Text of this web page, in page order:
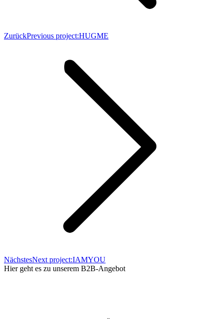
ZurückPrevious project:HUGME
NächstesNext project:IAMYOU
Hier geht es zu unserem B2B-Angebot